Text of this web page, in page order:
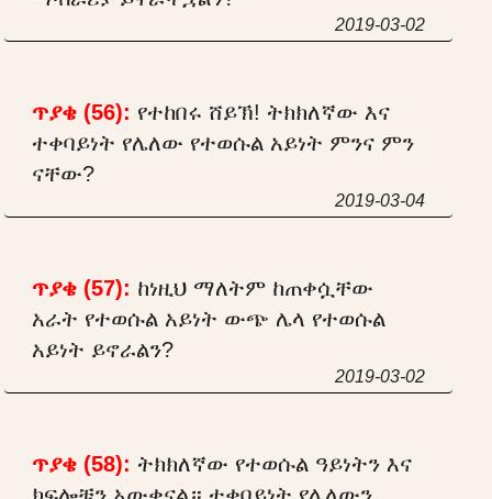
2019-03-02
ጥያቄ (56): የተከበሩ ሸይኽ! ትክክለኛው እና
ተቀባይነት የሌለው የተወሱል አይነት ምንና ምን
ናቸው?
2019-03-04
ጥያቄ (57): ከነዚህ ማለትም ከጠቀሷቸው
አራት የተወሱል አይነት ውጭ ሌላ የተወሱል
አይነት ይኖራልን?
2019-03-02
ጥያቄ (58): ትክክለኛው የተወሱል ዓይነትን እና